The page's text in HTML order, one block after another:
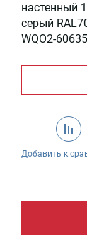
настенный
серый
WQO2-
Добавить к